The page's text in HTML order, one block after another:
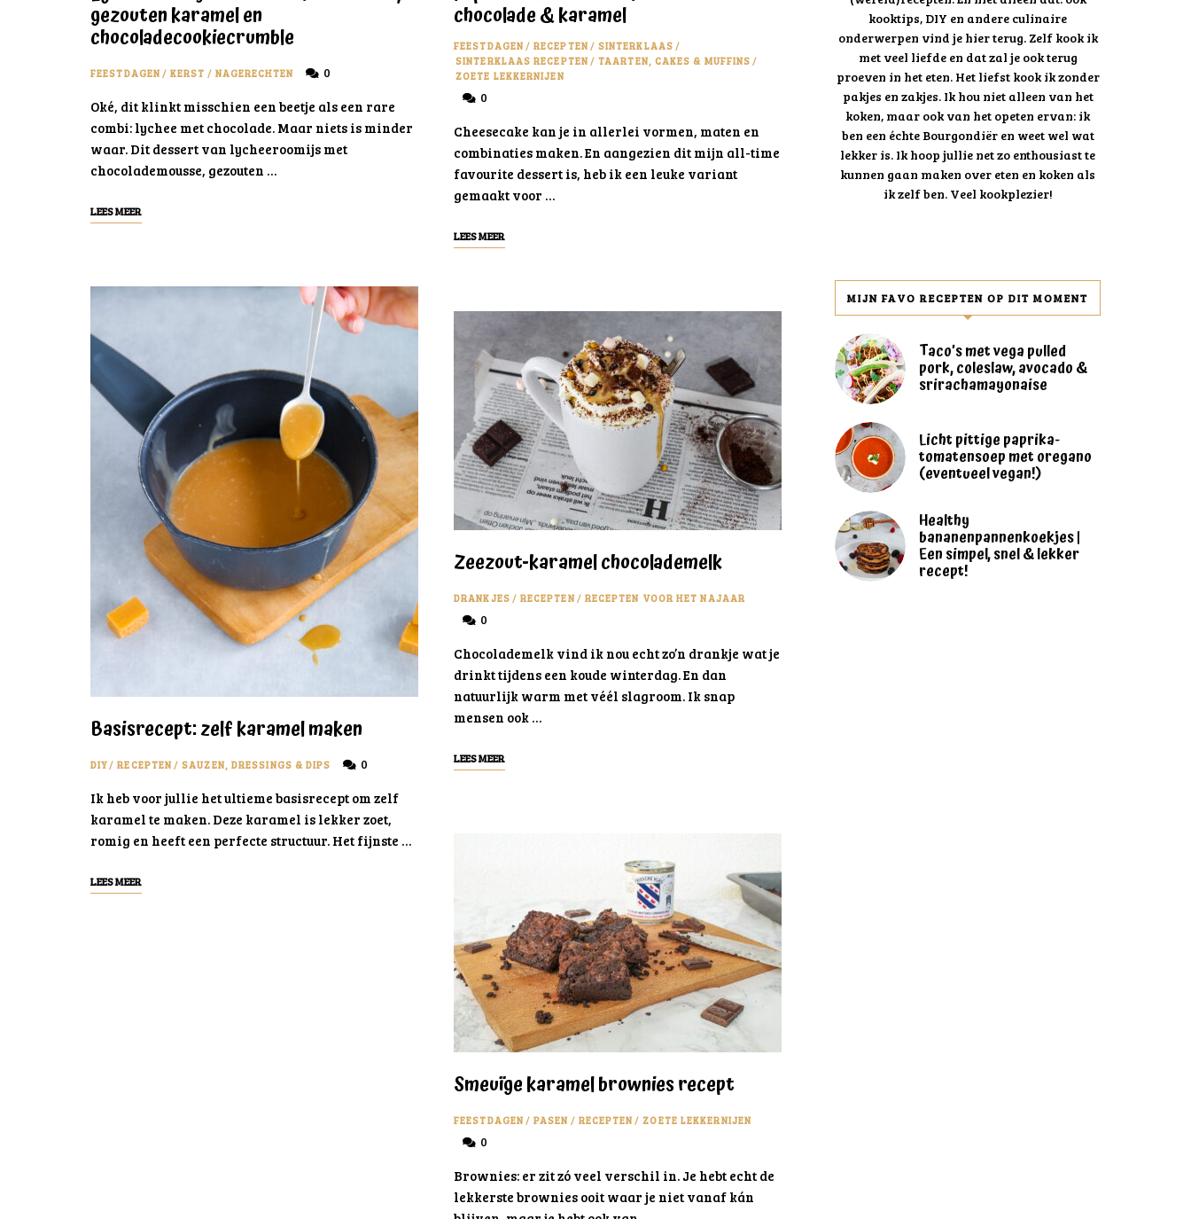
gezouten karamel en
chocoladecookiecrumble
FEESTDAGEN/ KERST / NAGERECHTEN 0
Oké, dit klinkt misschien een beetje als een rare
combi: lychee met chocolade. Maar niets is minder
waar. Dit dessert van lycheeroomijs met
chocolademousse, gezouten …
LEES MEER
Basisrecept: zelf karamel maken
DIY/ RECEPTEN/ SAUZEN, DRESSINGS & DIPS 0
Ik heb voor jullie het ultieme basisrecept om zelf
karamel te maken. Deze karamel is lekker zoet,
romig en heeft een perfecte structuur. Het fijnste …
LEES MEER
chocolade & karamel
FEESTDAGEN/ RECEPTEN/ SINTERKLAAS /
SINTERKLAAS RECEPTEN/ TAARTEN, CAKES & MUFFINS /
ZOETE LEKKERNIJEN
0
Cheesecake kan je in allerlei vormen, maten en
combinaties maken. En aangezien dit mijn all-time
favourite dessert is, heb ik een leuke variant
gemaakt voor …
LEES MEER
Zeezout-karamel chocolademelk
DRANKJES / RECEPTEN/ RECEPTEN VOOR HET NAJAAR
0
Chocolademelk vind ik nou echt zo’n drankje wat je
drinkt tijdens een koude winterdag. En dan
natuurlijk warm met véél slagroom. Ik snap
mensen ook …
LEES MEER
Smeuïge karamel brownies recept
FEESTDAGEN/ PASEN / RECEPTEN/ ZOETE LEKKERNIJEN
0
Brownies: er zit zó veel verschil in. Je hebt echt de
lekkerste brownies ooit waar je niet vanaf kán
kooktips, DIY en andere culinaire
onderwerpen vind je hier terug. Zelf kook ik
met veel liefde en dat zal je ook terug
proeven in het eten. Het liefst kook ik zonder
pakjes en zakjes. Ik hou niet alleen van het
koken, maar ook van het opeten ervan: ik
ben een échte Bourgondiër en weet wel wat
lekker is. Ik hoop jullie net zo enthousiast te
kunnen gaan maken over eten en koken als
ik zelf ben. Veel kookplezier!
MIJN FAVO RECEPTEN OP DIT MOMENT
Taco’s met vega pulled
pork, coleslaw, avocado &
srirachamayonaise
Licht pittige paprika-
tomatensoep met oregano
(eventueel vegan!)
Healthy
bananenpannenkoekjes |
Een simpel, snel & lekker
recept!